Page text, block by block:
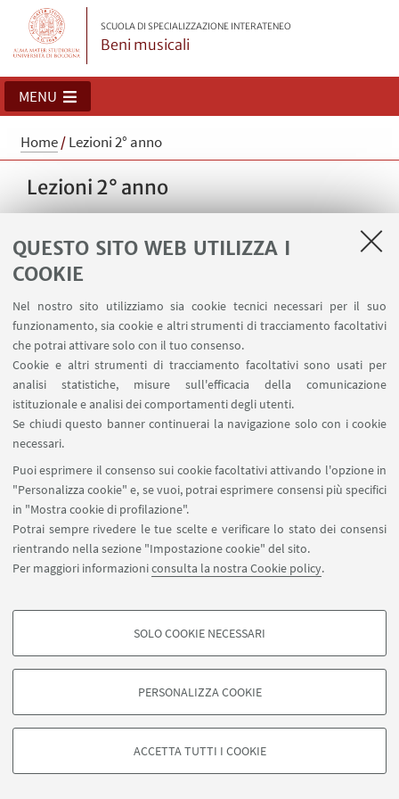
QUESTO SITO WEB UTILIZZA I
COOKIE
Nel nostro sito utilizziamo sia cookie tecnici necessari per il suo
funzionamento, sia cookie e altri strumenti di tracciamento facoltativi
che potrai attivare solo con il tuo consenso.
Cookie e altri strumenti di tracciamento facoltativi sono usati per
analisi statistiche, misure sull'efficacia della comunicazione
istituzionale e analisi dei comportamenti degli utenti.
Se chiudi questo banner continuerai la navigazione solo con i cookie
necessari.
Puoi esprimere il consenso sui cookie facoltativi attivando l'opzione in
"Personalizza cookie" e, se vuoi, potrai esprimere consensi più specifici
in "Mostra cookie di profilazione".
Potrai sempre rivedere le tue scelte e verificare lo stato dei consensi
rientrando nella sezione "Impostazione cookie" del sito.
Per maggiori informazioniconsulta la nostra Cookie policy.
COOKIE DI PROFILAZIONE - FACOLTATIVI
degli utenti, creare profili in base al loro comportamento sul sito, per analisi
di marketing.
Google/Youtube Video
SOLO COOKIE NECESSARI
PERSONALIZZA COOKIE
ACCETTA TUTTI I COOKIE
SCUOLA DI SPECIALIZZAZIONE INTERATENEO
Beni musicali
MENU
Home/Lezioni 2° anno
Lezioni 2° anno
©Copyright 2026 - ALMA MATER STUDIORUM - Università di
Privacy- Note legali-Impostazioni Cookie